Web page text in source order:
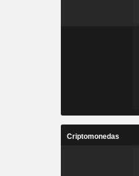
Criptomonedas